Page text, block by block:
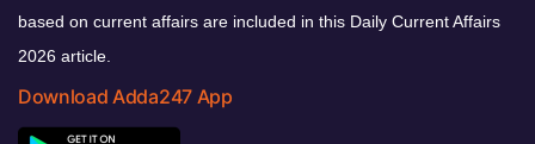
based on current affairs are included in this Daily Current Affairs
2026 article.
Download Adda247 App